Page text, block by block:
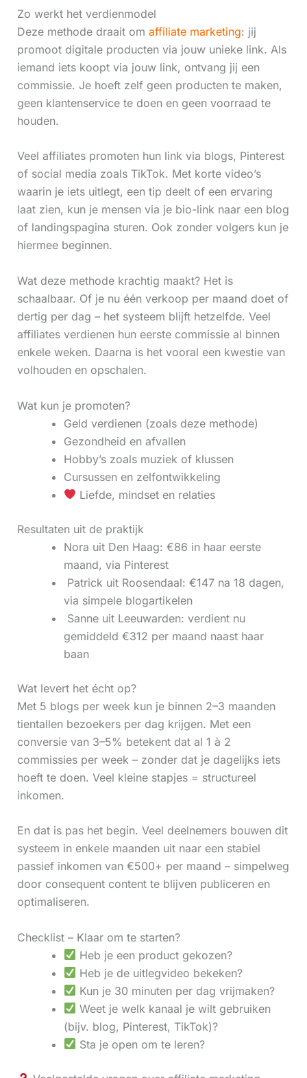
Zo werkt het verdienmodel
Deze methode draait om affiliate marketing: jij
promoot digitale producten via jouw unieke link. Als
iemand iets koopt via jouw link, ontvang jij een
commissie. Je hoeft zelf geen producten te maken,
geen klantenservice te doen en geen voorraad te
houden.
Veel affiliates promoten hun link via blogs, Pinterest
of social media zoals TikTok. Met korte video’s
waarin je iets uitlegt, een tip deelt of een ervaring
laat zien, kun je mensen via je bio-link naar een blog
of landingspagina sturen. Ook zonder volgers kun je
hiermee beginnen.
Wat deze methode krachtig maakt? Het is
schaalbaar. Of je nu één verkoop per maand doet of
dertig per dag – het systeem blijft hetzelfde. Veel
affiliates verdienen hun eerste commissie al binnen
enkele weken. Daarna is het vooral een kwestie van
volhouden en opschalen.
Wat kun je promoten?
Geld verdienen (zoals deze methode)
Gezondheid en afvallen
Hobby’s zoals muziek of klussen
Cursussen en zelfontwikkeling
Liefde, mindset en relaties
Resultaten uit de praktijk
Nora uit Den Haag: €86 in haar eerste
maand, via Pinterest
‍ Patrick uit Roosendaal: €147 na 18 dagen,
via simpele blogartikelen
‍ Sanne uit Leeuwarden: verdient nu
gemiddeld €312 per maand naast haar
baan
Wat levert het écht op?
Met 5 blogs per week kun je binnen 2–3 maanden
tientallen bezoekers per dag krijgen. Met een
conversie van 3–5% betekent dat al 1 à 2
commissies per week – zonder dat je dagelijks iets
hoeft te doen. Veel kleine stapjes = structureel
inkomen.
En dat is pas het begin. Veel deelnemers bouwen dit
systeem in enkele maanden uit naar een stabiel
passief inkomen van €500+ per maand – simpelweg
door consequent content te blijven publiceren en
optimaliseren.
Checklist – Klaar om te starten?
Heb je een product gekozen?
Heb je de uitlegvideo bekeken?
Kun je 30 minuten per dag vrijmaken?
Weet je welk kanaal je wilt gebruiken
(bijv. blog, Pinterest, TikTok)?
Sta je open om te leren?